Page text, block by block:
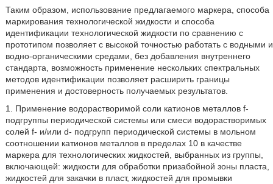
Таким образом, использование предлагаемого маркера, способа
маркирования технологической жидкости и способа
идентификации технологической жидкости по сравнению с
прототипом позволяет с высокой точностью работать с водными и
водно-органическими средами, без добавления внутреннего
стандарта, возможность применение нескольких спектральных
методов идентификации позволяет расширить границы
применения и достоверность получаемых результатов.
1. Применение водорастворимой соли катионов металлов f-
подгруппы периодической системы или смеси водорастворимых
солей f- и/или d- подгрупп периодической системы в мольном
соотношении катионов металлов в пределах 10 в качестве
маркера для технологических жидкостей, выбранных из группы,
включающей: жидкости для обработки призабойной зоны пласта,
жидкостей для закачки в пласт, жидкостей для промывки